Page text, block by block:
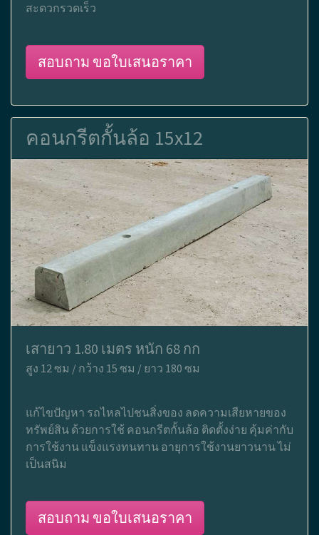
สะดวกรวดเร็ว
สอบถาม ขอใบเสนอราคา
คอนกรีตกั้นล้อ 15x12
เสายาว 1.80 เมตร หนัก 68 กก
สูง 12 ซม / กว้าง 15 ซม / ยาว 180 ซม
แก้ไขปัญหา รถไหลไปชนสิ่งของ ลดความเสียหายของ
ทรัพย์สิน ด้วยการใช้ คอนกรีตกั้นล้อ ติดตั้งง่าย คุ้มค่ากับ
การใช้งาน แข็งแรงทนทาน อายุการใช้งานยาวนาน ไม่
เป็นสนิม
สอบถาม ขอใบเสนอราคา